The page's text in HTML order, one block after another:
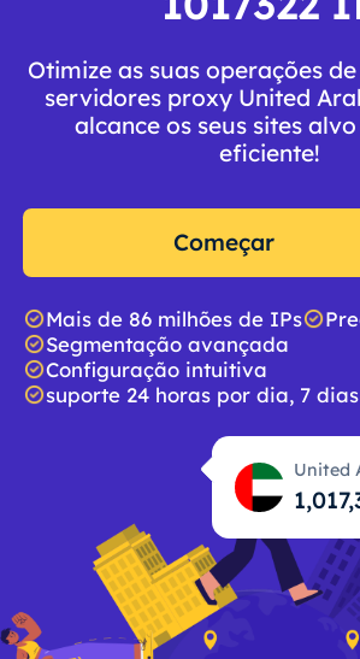
Otimize as suas operações
servidores proxy United
alcance os seus sites
eficiente!
Começar
Mais de 86 milhões de IPs
Segmentação avançada
Configuração intuitiva
suporte 24 horas por dia, 7
United